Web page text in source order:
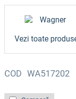
COD WA517202
Vezi toate